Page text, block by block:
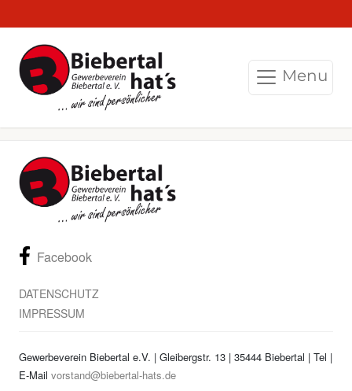
Menu
Facebook
DATENSCHUTZ
IMPRESSUM
Gewerbeverein Biebertal e.V. | Gleibergstr. 13 | 35444 Biebertal | Tel |
E-Mail vorstand@biebertal-hats.de